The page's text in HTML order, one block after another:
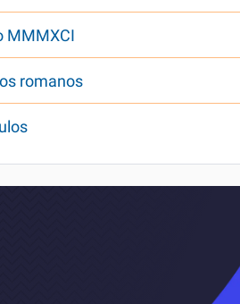
MMMXCI
romanos